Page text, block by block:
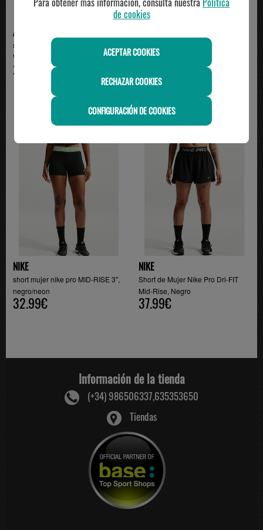
ADIDAS
short running mujer adidas HYG
WOVEN, negro/blanco
29.95€
short adidas mujer 2 en 1 RUN,
blanco
NIKE
short mujer nike pro MID-RISE 3",
negro/neon
32.99€
NIKE
Short de Mujer Nike Pro Dri-FIT
Mid-Rise, Negro
37.99€
Información de la tienda
(+34) 986506337,635353650
Tiendas
de cookies
ACEPTAR COOKIES
RECHAZAR COOKIES
CONFIGURACIÓN DE COOKIES